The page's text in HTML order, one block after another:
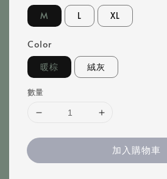
M L XL
Color
暖棕 絨灰
數量
加入購物車